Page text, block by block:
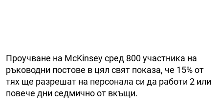
Проучване на McKinsey сред 800 участника на
ръководни постове в цял свят показа, че 15% от
тях ще разрешат на персонала си да работи 2 или
повече дни седмично от вкъщи.